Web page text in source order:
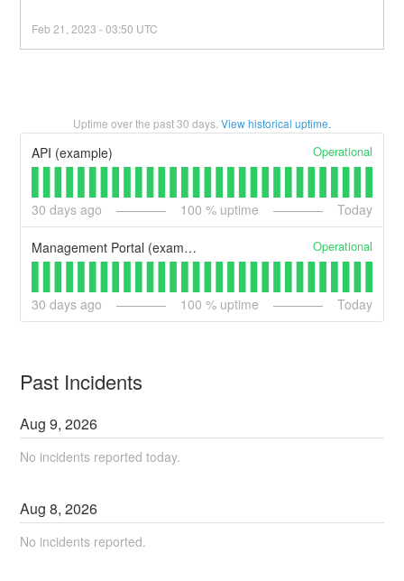
Feb21 ,2023 -03:50 UTC
Uptime over the past30 days. View historical uptime.
API (example) Operational
30 days ago 100 % uptime Today
Management Portal (example) Operational
30 days ago 100 % uptime Today
Past Incidents
Aug9,2026
No incidents reported today.
Aug8,2026
No incidents reported.